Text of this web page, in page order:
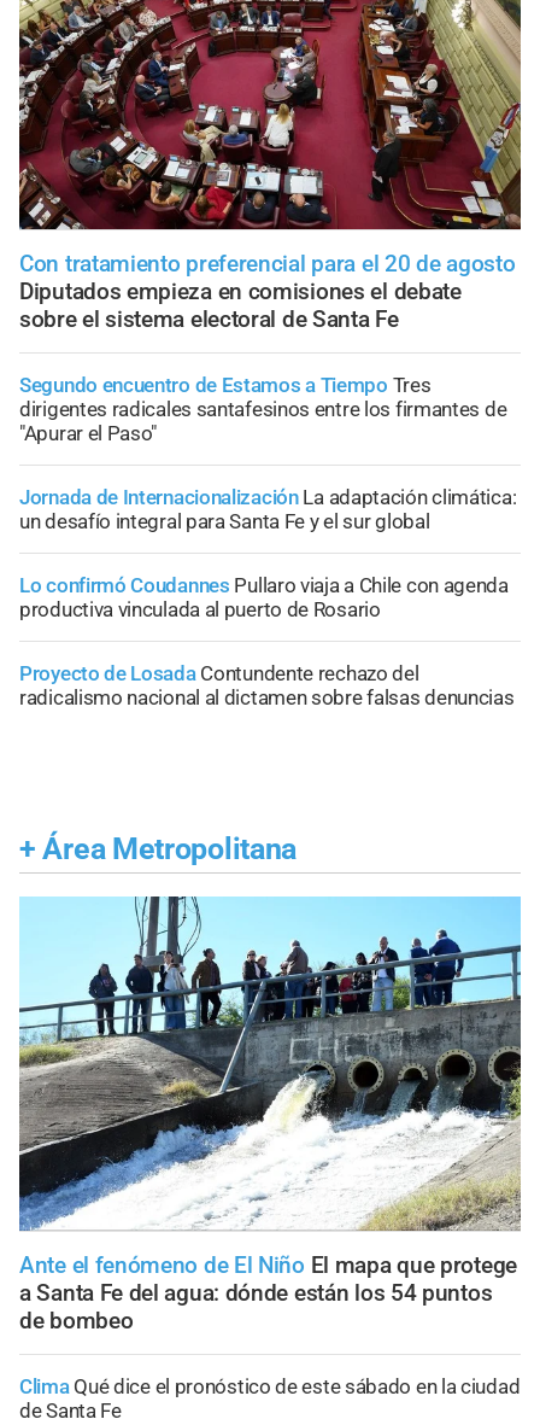
Con tratamiento preferencial para el 20 de agosto
Diputados empieza en comisiones el debate
sobre el sistema electoral de Santa Fe
Segundo encuentro de Estamos a Tiempo Tres
dirigentes radicales santafesinos entre los firmantes de
"Apurar el Paso"
Jornada de Internacionalización La adaptación climática:
un desafío integral para Santa Fe y el sur global
Lo confirmó Coudannes Pullaro viaja a Chile con agenda
productiva vinculada al puerto de Rosario
Proyecto de Losada Contundente rechazo del
radicalismo nacional al dictamen sobre falsas denuncias
+ Área Metropolitana
Ante el fenómeno de El Niño El mapa que protege
a Santa Fe del agua: dónde están los 54 puntos
de bombeo
Clima Qué dice el pronóstico de este sábado en la ciudad
de Santa Fe